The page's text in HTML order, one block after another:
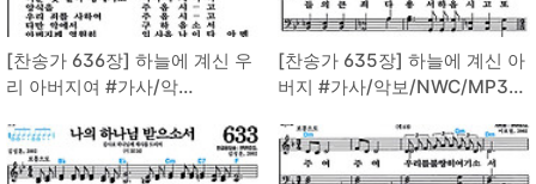
[찬송가 636장] 하늘에 계신 우
리 아버지여 #가사/악
[찬송가 635장] 하늘에 계신 아
버지 #가사/악보/NWC/MP3